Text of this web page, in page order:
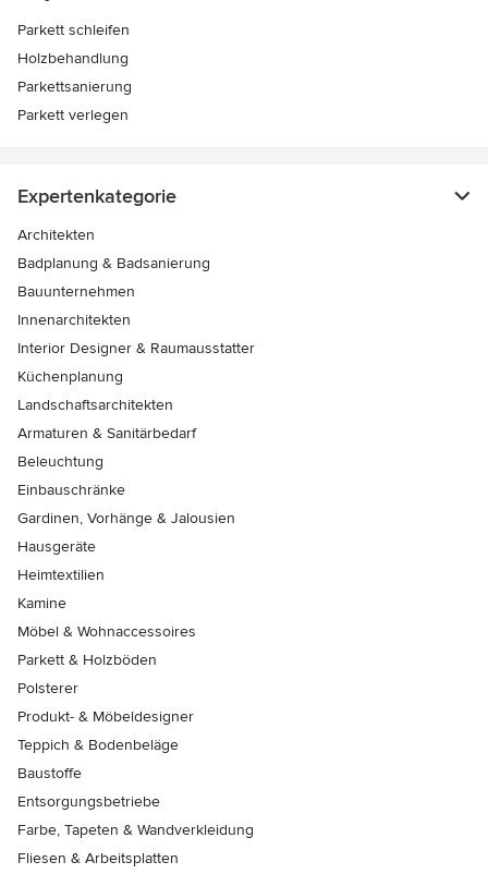
Parkett schleifen
Holzbehandlung
Parkettsanierung
Parkett verlegen
Expertenkategorie
Architekten
Badplanung & Badsanierung
Bauunternehmen
Innenarchitekten
Interior Designer & Raumausstatter
Küchenplanung
Landschaftsarchitekten
Armaturen & Sanitärbedarf
Beleuchtung
Einbauschränke
Gardinen, Vorhänge & Jalousien
Hausgeräte
Heimtextilien
Kamine
Möbel & Wohnaccessoires
Parkett & Holzböden
Polsterer
Produkt- & Möbeldesigner
Teppich & Bodenbeläge
Baustoffe
Entsorgungsbetriebe
Farbe, Tapeten & Wandverkleidung
Fliesen & Arbeitsplatten